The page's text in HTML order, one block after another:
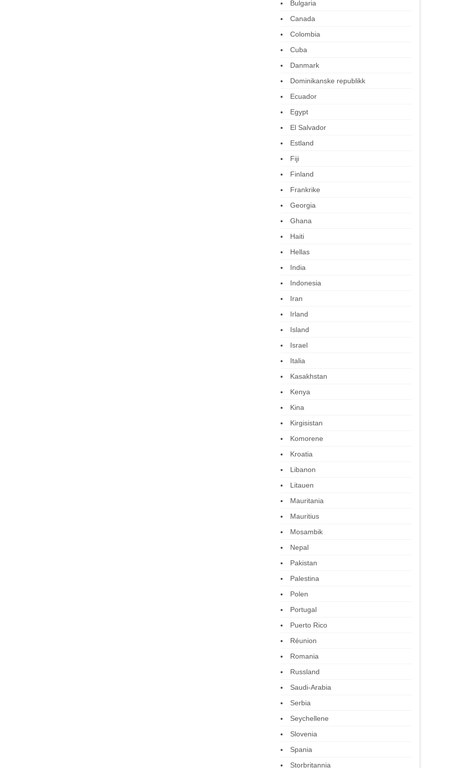
Bulgaria
Canada
Colombia
Cuba
Danmark
Dominikanske republikk
Ecuador
Egypt
El Salvador
Estland
Fiji
Finland
Frankrike
Georgia
Ghana
Haiti
Hellas
India
Indonesia
Iran
Irland
Island
Israel
Italia
Kasakhstan
Kenya
Kina
Kirgisistan
Komorene
Kroatia
Libanon
Litauen
Mauritania
Mauritius
Mosambik
Nepal
Pakistan
Palestina
Polen
Portugal
Puerto Rico
Réunion
Romania
Russland
Saudi-Arabia
Serbia
Seychellene
Slovenia
Spania
Storbritannia